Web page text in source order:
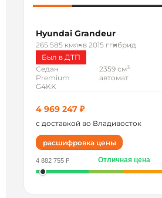
Hyundai Grandeur
265 585 кмянв 2015 ггибрид
Был в ДТП
Седан
Premium
G4KK
2359 см3
автомат
4 969 247 ₽
с доставкой во Владивосток
расшифровка цены
4 882 755 ₽ Отличная цена